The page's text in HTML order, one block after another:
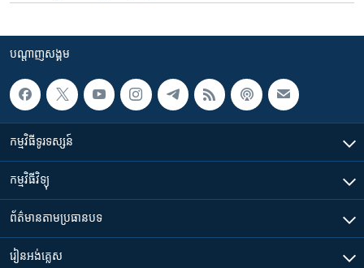
បណ្តាញ​សង្គម
កម្មវិធី​ទូរទស្សន៍
កម្មវិធី​វិទ្យុ
ព័ត៌មាន​តាមប្រធានបទ​
រៀន​​អង់គ្លេស